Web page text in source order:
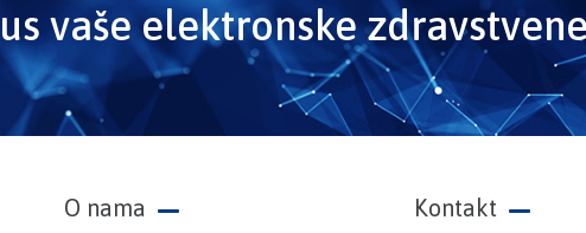
vaše elektronske
O nama Kontakt